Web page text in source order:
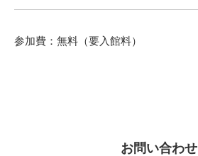
参加費：無料（要入館料）
お問い合わせ